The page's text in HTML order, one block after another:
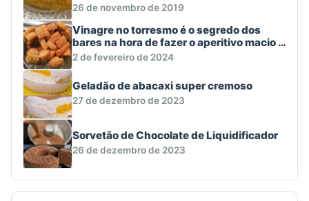
26 de novembro de 2019
Vinagre no torresmo é o segredo dos
bares na hora de fazer o aperitivo macio e
crocante
2 de fevereiro de 2024
Geladão de abacaxi super cremoso
27 de dezembro de 2023
Sorvetão de Chocolate de Liquidificador
26 de dezembro de 2023